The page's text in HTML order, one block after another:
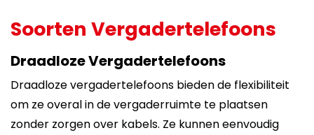
Soorten Vergadertelefoons
Draadloze Vergadertelefoons
Draadloze vergadertelefoons bieden de flexibiliteit
om ze overal in de vergaderruimte te plaatsen
zonder zorgen over kabels. Ze kunnen eenvoudig